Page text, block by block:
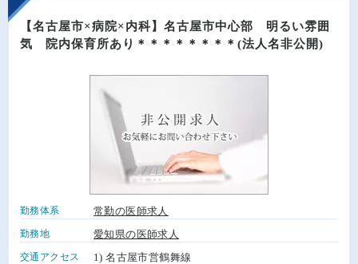
【名古屋市×病院×内科】名古屋市中心部 明るい雰囲
気 院内保育所あり＊＊＊＊＊＊＊＊(法人名非公開)
勤務体系 常勤の医師求人
勤務地 愛知県の医師求人
交通アクセス 1) 名古屋市営鶴舞線